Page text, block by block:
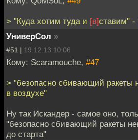
> "Куда хотим туда и [в]ставим" -
УниверСол »
#51 | 19.12.13 10:06
Кому: Scaramouche, #47
> "безопасно сбивающий ракеты
в воздухе"
Ну так Искандер - самое оно,
"безопасно сбивающий ракеты
до старта"